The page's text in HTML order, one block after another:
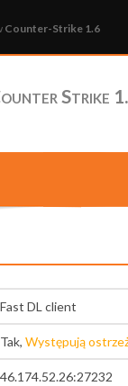
Counter-Strike 1.6
Strike
Fast DL client
Tak, Występują
46.174.52.26:27232